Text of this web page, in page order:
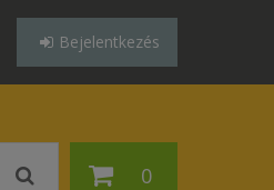
Bejelentkezés
0